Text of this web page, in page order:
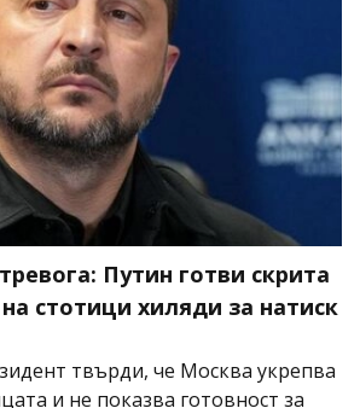
Путин готви скрита
стотици хиляди за натиск
твърди, че Москва укрепва
и не показва готовност за